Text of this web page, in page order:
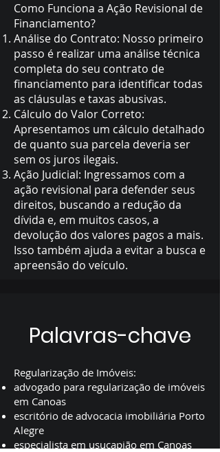
Como Funciona a Ação Revisional de
Financiamento?
Análise do Contrato: Nosso primeiro
passo é realizar uma análise técnica
completa do seu contrato de
financiamento para identificar todas
as cláusulas e taxas abusivas.
Cálculo do Valor Correto:
Apresentamos um cálculo detalhado
de quanto sua parcela deveria ser
sem os juros ilegais.
Ação Judicial: Ingressamos com a
ação revisional para defender seus
direitos, buscando a redução da
dívida e, em muitos casos, a
devolução dos valores pagos a mais.
Isso também ajuda a evitar a busca e
apreensão do veículo.
Palavras-chave
Regularização de Imóveis:
advogado para regularização de imóveis
em Canoas
escritório de advocacia imobiliária Porto
Alegre
especialista em usucapião em Canoas